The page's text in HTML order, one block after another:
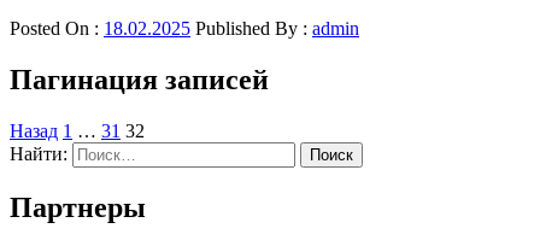
Posted On : 18.02.2025 Published By : admin
Пагинация записей
Назад 1 … 31 32
Найти:
Партнеры